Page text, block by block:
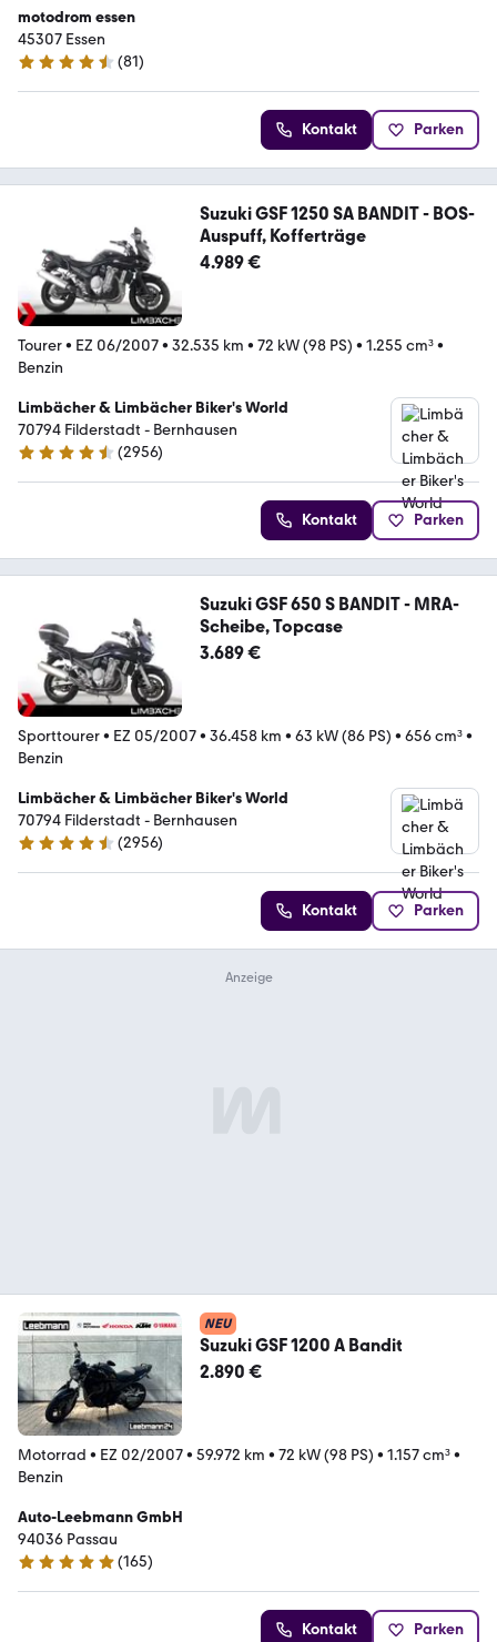
motodrom essen
45307 Essen
4.6 Sterne
(81)
Kontakt Parken
Suzuki GSF 1250 SA BANDIT - BOS-
Auspuff, Kofferträge
4.989 €
Tourer• EZ 06/2007• 32.535 km • 72 kW (98 PS) • 1.255 cm³•
Benzin
Limbächer & Limbächer Biker's World
70794 Filderstadt - Bernhausen
4.7 Sterne
(2956)
Kontakt Parken
Suzuki GSF 650 S BANDIT - MRA-
Scheibe, Topcase
3.689 €
Sporttourer• EZ 05/2007• 36.458 km • 63 kW (86 PS) • 656 cm³•
Benzin
Limbächer & Limbächer Biker's World
70794 Filderstadt - Bernhausen
4.7 Sterne
(2956)
Kontakt Parken
NEU
Suzuki GSF 1200 A Bandit
2.890 €
Motorrad • EZ 02/2007• 59.972 km • 72 kW (98 PS) • 1.157 cm³•
Benzin
Auto-Leebmann GmbH
94036 Passau
4.9 Sterne
(165)
Kontakt Parken